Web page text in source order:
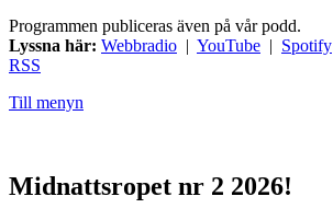
Programmen publiceras även på vår podd.
Lyssna här: Webbradio | YouTube | Spotify
RSS
Till menyn
Midnattsropet nr 2 2026!